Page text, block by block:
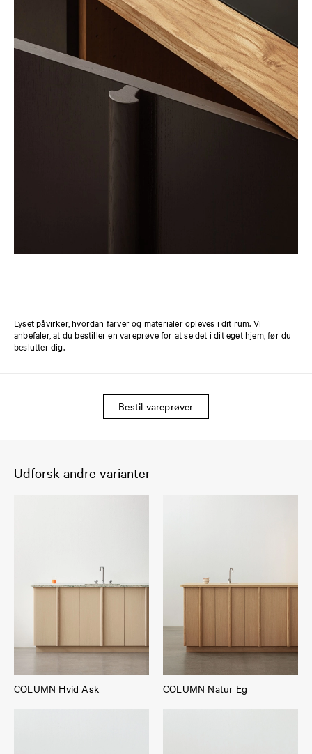
Lyset påvirker, hvordan farver og materialer opleves i dit rum. Vi
anbefaler, at du bestiller en vareprøve for at se det i dit eget hjem, før du
beslutter dig.
Bestil vareprøver
Udforsk andre varianter
COLUMN Hvid Ask COLUMN Natur Eg